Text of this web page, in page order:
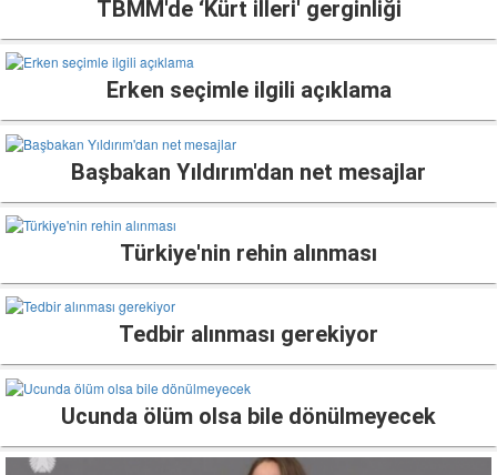
TBMM'de ‘Kürt illeri' gerginliği
Erken seçimle ilgili açıklama
Başbakan Yıldırım'dan net mesajlar
Türkiye'nin rehin alınması
Tedbir alınması gerekiyor
Ucunda ölüm olsa bile dönülmeyecek